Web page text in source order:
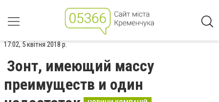
17:02, 5 квітня 2018 р.
Зонт, имеющий массу
преимуществ и один